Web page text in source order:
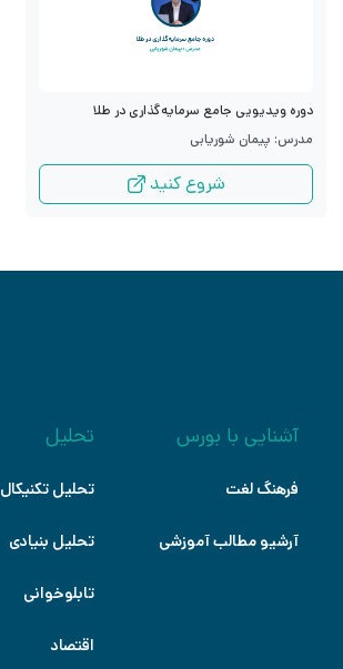
دوره ویدیویی جامع سرمایه‌گذاری در طلا
مدرس: پیمان شوریابی
شروع کنید
آشنایی با بورس
فرهنگ لغت
آرشیو مطالب آموزشی
تحلیل
تحلیل تکنیکال
تحلیل بنیادی
تابلوخوانی
اقتصاد